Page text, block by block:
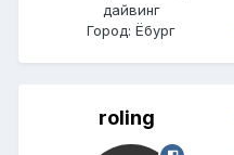
дайвинг
Город: Ёбург
roling